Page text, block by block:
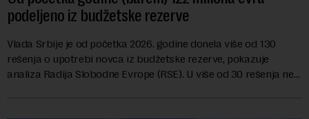
podeljeno iz budžetske rezerve
Vlada Srbije je od početka 2026. godine donela više od 130
rešenja o upotrebi novca iz budžetske rezerve, pokazuje
analiza Radija Slobodne Evrope (RSE). U više od 30 rešenja ne